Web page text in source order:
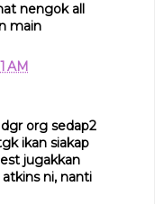
nengok all
main
AM
org sedap2
ikan siakap
jugakkan
ni, nanti